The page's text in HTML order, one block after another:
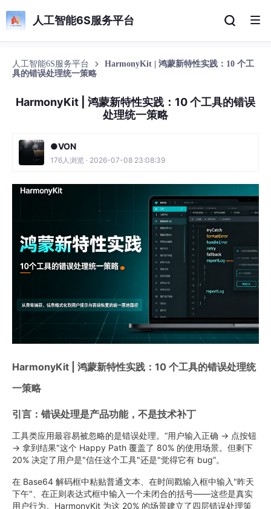
人工智能6S服务平台
人工智能6S服务平台
HarmonyKit | 鸿蒙新特性实践：10 个工
具的错误处理统一策略
HarmonyKit | 鸿蒙新特性实践：10 个工具的错误
处理统一策略
●VON
176人浏览 · 2026-07-08 23:08:39
HarmonyKit | 鸿蒙新特性实践：10 个工具的错误处理统
一策略
引言：错误处理是产品功能，不是技术补丁
工具类应用最容易被忽略的是错误处理。“用户输入正确 → 点按钮
→ 拿到结果"这个 Happy Path 覆盖了 80% 的使用场景。但剩下
20% 决定了用户是"信任这个工具"还是"觉得它有 bug”。
在 Base64 解码框中粘贴普通文本、在时间戳输入框中输入"昨天
下午"、在正则表达式框中输入一个未闭合的括号——这些是真实
用户行为。HarmonyKit 为这 20% 的场景建立了四层错误处理策